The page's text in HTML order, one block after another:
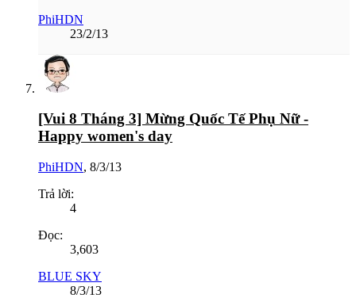
PhiHDN
23/2/13
[Vui 8 Tháng 3] Mừng Quốc Tế Phụ Nữ -
Happy women's day
PhiHDN, 8/3/13
Trả lời:
4
Đọc:
3,603
BLUE SKY
8/3/13